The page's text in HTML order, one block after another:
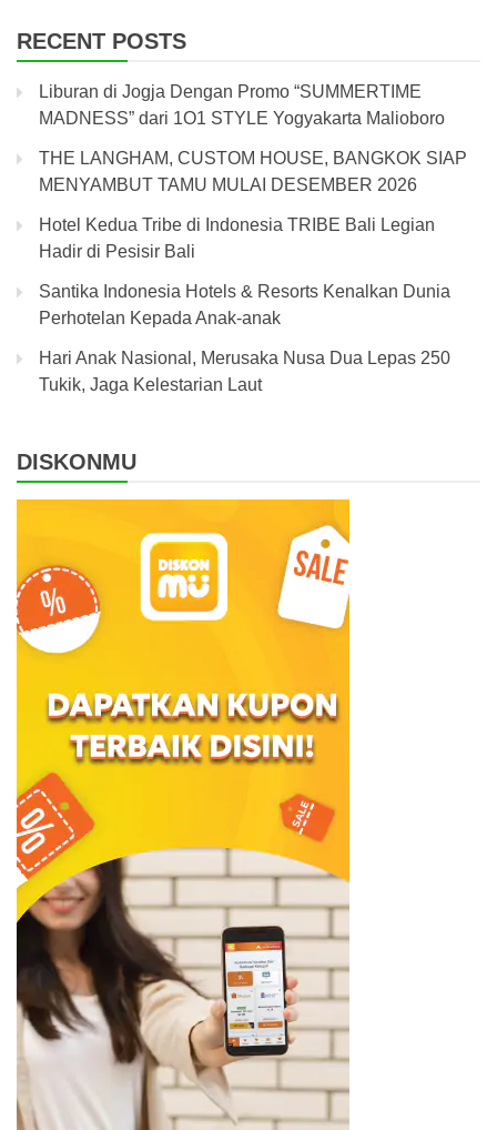
RECENT POSTS
Liburan di Jogja Dengan Promo “SUMMERTIME
MADNESS” dari 1O1 STYLE Yogyakarta Malioboro
THE LANGHAM, CUSTOM HOUSE, BANGKOK SIAP
MENYAMBUT TAMU MULAI DESEMBER 2026
Hotel Kedua Tribe di Indonesia TRIBE Bali Legian
Hadir di Pesisir Bali
Santika Indonesia Hotels & Resorts Kenalkan Dunia
Perhotelan Kepada Anak-anak
Hari Anak Nasional, Merusaka Nusa Dua Lepas 250
Tukik, Jaga Kelestarian Laut
DISKONMU